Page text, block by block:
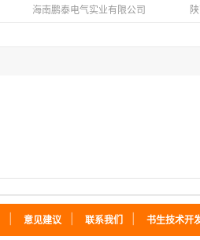
海南鹏泰电气实业有限公司
意见建议 联系我们 书生技术开